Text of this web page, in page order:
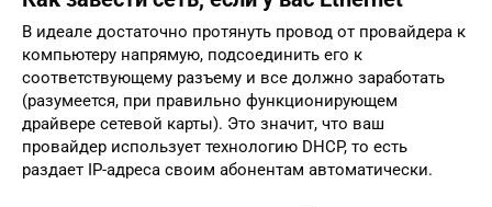
В идеале достаточно протянуть провод от провайдера к
компьютеру напрямую, подсоединить его к
соответствующему разъему и все должно заработать
(разумеется, при правильно функционирующем
драйвере сетевой карты). Это значит, что ваш
провайдер использует технологию DHCP, то есть
раздает IP-адреса своим абонентам автоматически.